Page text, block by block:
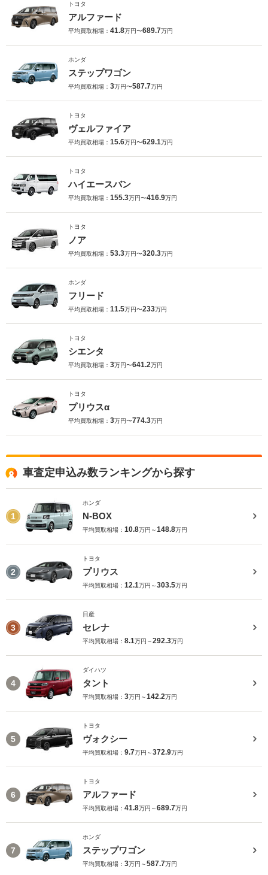
トヨタ
アルファード
平均買取相場： 41.8万円〜689.7万円
ホンダ
ステップワゴン
平均買取相場： 3万円〜587.7万円
トヨタ
ヴェルファイア
平均買取相場： 15.6万円〜629.1万円
トヨタ
ハイエースバン
平均買取相場： 155.3万円〜416.9万円
トヨタ
ノア
平均買取相場： 53.3万円〜320.3万円
ホンダ
フリード
平均買取相場： 11.5万円〜233万円
トヨタ
シエンタ
平均買取相場： 3万円〜641.2万円
トヨタ
プリウスα
平均買取相場： 3万円〜774.3万円
車査定申込み数ランキングから探す
1
ホンダ
N-BOX
平均買取相場： 10.8万円～148.8万円
2
トヨタ
プリウス
平均買取相場： 12.1万円～303.5万円
3
日産
セレナ
平均買取相場： 8.1万円～292.3万円
4
ダイハツ
タント
平均買取相場： 3万円～142.2万円
5
トヨタ
ヴォクシー
平均買取相場： 9.7万円～372.9万円
6
トヨタ
アルファード
平均買取相場： 41.8万円～689.7万円
7
ホンダ
ステップワゴン
平均買取相場： 3万円～587.7万円